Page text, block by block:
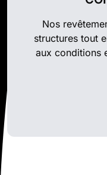
Nos
structures tout
aux conditions